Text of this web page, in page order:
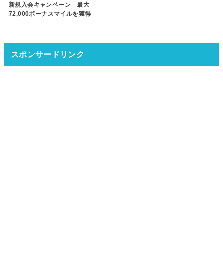
新規入会キャンペーン 最大
72,000ボーナスマイルを獲得
スポンサードリンク